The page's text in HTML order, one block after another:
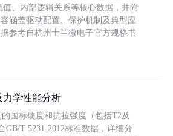
值、内部逻辑关系等核心数据，并附
涵盖驱动配置、保护机制及典型应
参考自杭州士兰微电子官方规格书
力学性能分析
国标硬度和抗拉强度（包括T2及
GB/T 5231-2012标准数据，详细分